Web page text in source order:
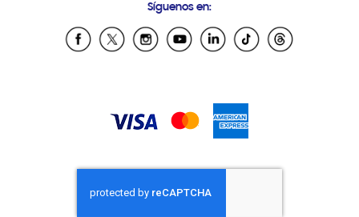
Samsung Ecuador
Samsung El Salvador
Samsung Nicaragua
Samsung Panamá
Samsung República Dominicana
Samsung Venezuela
Síguenos en: